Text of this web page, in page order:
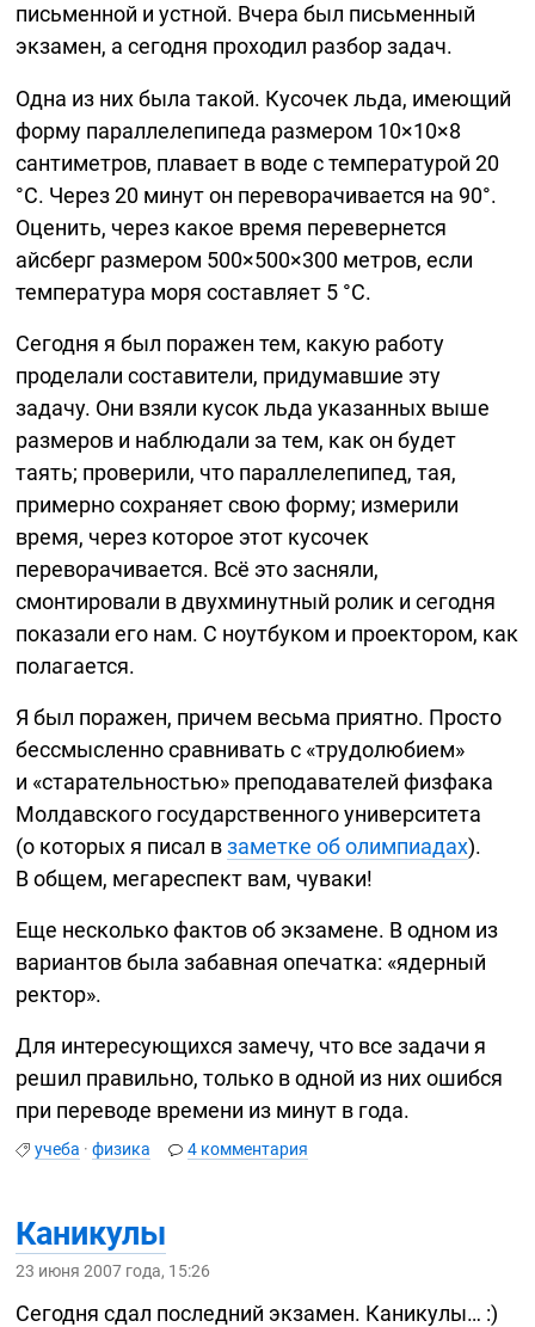
письменной и устной. Вчера был письменный
экзамен, а сегодня проходил разбор задач.
Одна из них была такой. Кусочек льда, имеющий
форму параллелепипеда размером 10×10×8
сантиметров, плавает в воде с температурой 20
°C. Через 20 минут он переворачивается на 90°.
Оценить, через какое время перевернется
айсберг размером 500×500×300 метров, если
температура моря составляет 5 °C.
Сегодня я был поражен тем, какую работу
проделали составители, придумавшие эту
задачу. Они взяли кусок льда указанных выше
размеров и наблюдали за тем, как он будет
таять; проверили, что параллелепипед, тая,
примерно сохраняет свою форму; измерили
время, через которое этот кусочек
переворачивается. Всё это засняли,
смонтировали в двухминутный ролик и сегодня
показали его нам. С ноутбуком и проектором, как
полагается.
Я был поражен, причем весьма приятно. Просто
бессмысленно сравнивать с «трудолюбием»
и «старательностью» преподавателей физфака
Молдавского государственного университета
(о которых я писал взаметке об олимпиадах).
В общем, мегареспект вам, чуваки!
Еще несколько фактов об экзамене. В одном из
вариантов была забавная опечатка: «ядерный
ректор».
Для интересующихся замечу, что все задачи я
решил правильно, только в одной из них ошибся
при переводе времени из минут в года.
учеба ·физика 4 комментария
Каникулы
23 июня 2007 года, 15:26
Сегодня сдал последний экзамен. Каникулы… :)